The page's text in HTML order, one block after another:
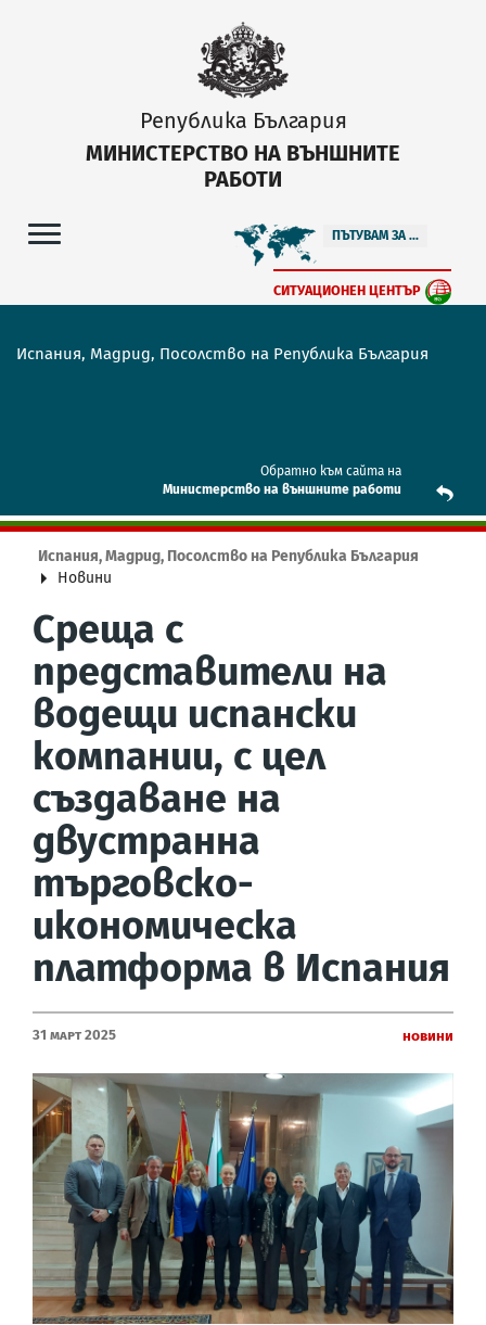
Република България
МИНИСТЕРСТВО НА ВЪНШНИТЕ
РАБОТИ
ПЪТУВАМ ЗА ...
СИТУАЦИОНЕН ЦЕНТЪР
Испания, Мадрид, Посолство на Република България
Обратно към сайта на
Mинистерство на външните работи
Испания, Мадрид, Посолство на Република България
Новини
Среща с
представители на
водещи испански
компании, с цел
създаване на
двустранна
търговско-
икономическа
платформа в Испания
31 Март 2025 Новини